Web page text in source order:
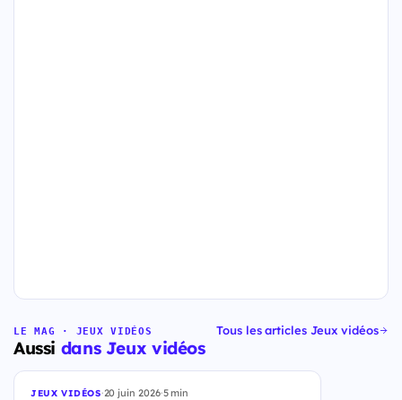
LE MAG · JEUX VIDÉOS
Aussi dans Jeux vidéos
Tous les articles Jeux vidéos
JEUX VIDÉOS·20 juin 2026·5 min